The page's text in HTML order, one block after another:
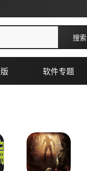
搜索
软件专题